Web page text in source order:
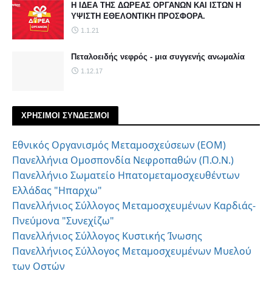
Η ΙΔΕΑ ΤΗΣ ΔΩΡΕΑΣ ΟΡΓΑΝΩΝ ΚΑΙ ΙΣΤΩΝ Η
ΥΨΙΣΤΗ ΕΘΕΛΟΝΤΙΚΗ ΠΡΟΣΦΟΡΑ.
1.1.21
Πεταλοειδής νεφρός - μια συγγενής ανωμαλία
1.12.17
ΧΡΗΣΙΜΟΙ ΣΥΝΔΕΣΜΟΙ
Εθνικός Οργανισμός Μεταμοσχεύσεων (ΕΟΜ)
Πανελλήνια Ομοσπονδία Νεφροπαθών (Π.Ο.Ν.)
Πανελλήνιο Σωματείο Ηπατομεταμοσχευθέντων
Ελλάδας "Ηπαρχω"
Πανελλήνιος Σύλλογος Μεταμοσχευμένων Καρδιάς-
Πνεύμονα "Συνεχίζω"
Πανελλήνιος Σύλλογος Κυστικής Ίνωσης
Πανελλήνιος Σύλλογος Μεταμοσχευμένων Μυελού
των Οστών